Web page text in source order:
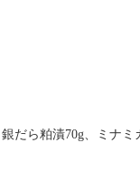
だら粕漬70g、ミナ